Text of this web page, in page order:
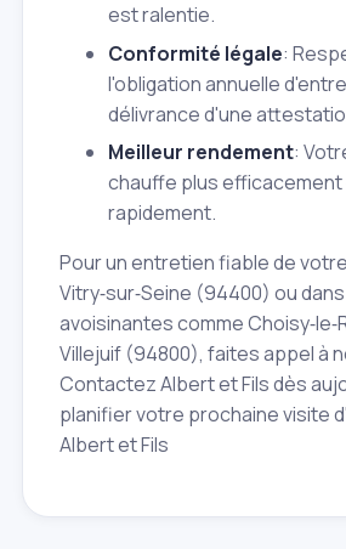
est ralentie.
Conformité légale:
l'obligation annuelle
délivrance d'une
Meilleur rendement:
chauffe plus efficacement
rapidement.
Pour un entretien fiable de
Vitry‑sur‑Seine (94400) ou
avoisinantes comme
Villejuif (94800), faites appel à
Contactez Albert et Fils dès
planifier votre prochaine visite
Albert et Fils